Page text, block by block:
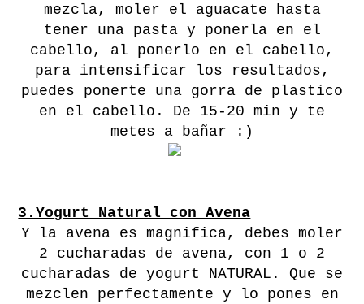
mezcla, moler el aguacate hasta
tener una pasta y ponerla en el
cabello, al ponerlo en el cabello,
para intensificar los resultados,
puedes ponerte una gorra de plastico
en el cabello. De 15-20 min y te
metes a bañar :)
3.Yogurt Natural con Avena
Y la avena es magnifica, debes moler
2 cucharadas de avena, con 1 o 2
cucharadas de yogurt NATURAL. Que se
mezclen perfectamente y lo pones en